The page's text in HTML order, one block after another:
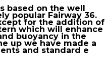
based on the well
popular Fairway 36.
for the addition of
which will enhance
buoyancy in the
up we have made a
and standard e